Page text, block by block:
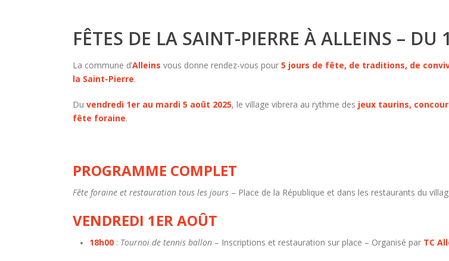
FÊTES DE LA SAINT-PIERRE À ALLEINS –
La commune d’Alleins vous donne rendez-vous pour 5 jours de fête, de traditions, de
la Saint-Pierre.
Du vendredi 1er au mardi 5 août 2025, le village vibrera au rythme des jeux taurins,
fête foraine.
PROGRAMME COMPLET
Fête foraine et restauration tous les jours – Place de la République et dans les restaurants du
VENDREDI 1ER AOÛT
18h00 : Tournoi de tennis ballon – Inscriptions et restauration sur place – Organisé par TC